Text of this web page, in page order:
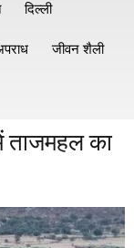
दिल्ली
जीवन शैली
ताजमहल का